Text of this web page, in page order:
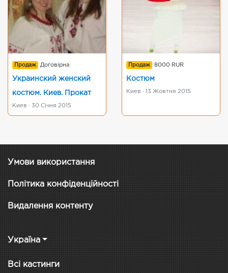
Продаж Договірна
Украинский женский
костюм. Киев. Прокат
Киев · 30 Січня 2015
Продаж 8000 RUR
Костюм
Киев · 13 Жовтня 2015
Умови використання
Політика конфіденційності
Видалення контенту
Україна
Всі кастинги